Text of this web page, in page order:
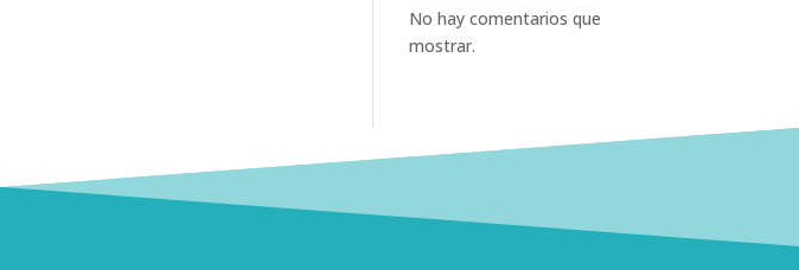
No hay comentarios que
mostrar.